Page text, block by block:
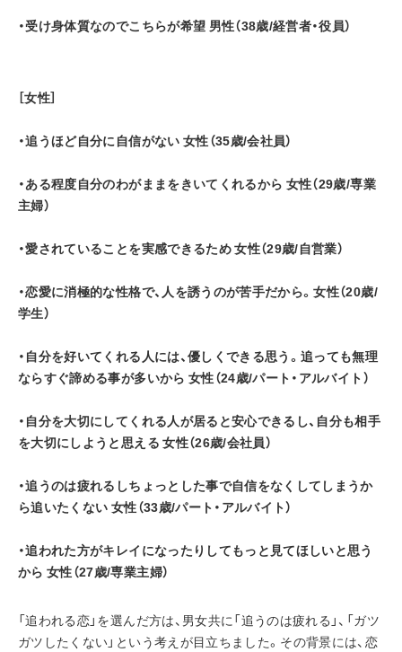
・受け身体質なのでこちらが希望 男性（38歳/経営者・役員）
［女性］
・追うほど自分に自信がない 女性（35歳/会社員）
・ある程度自分のわがままをきいてくれるから 女性（29歳/専業
主婦）
・愛されていることを実感できるため 女性（29歳/自営業）
・恋愛に消極的な性格で、人を誘うのが苦手だから。女性（20歳/
学生）
・自分を好いてくれる人には、優しくできる思う。追っても無理
ならすぐ諦める事が多いから 女性（24歳/パート・アルバイト）
・自分を大切にしてくれる人が居ると安心できるし、自分も相手
を大切にしようと思える 女性（26歳/会社員）
・追うのは疲れるしちょっとした事で自信をなくしてしまうか
ら追いたくない 女性（33歳/パート・アルバイト）
・追われた方がキレイになったりしてもっと見てほしいと思う
から 女性（27歳/専業主婦）
「追われる恋」を選んだ方は、男女共に「追うのは疲れる」、「ガツ
ガツしたくない」という考えが目立ちました。その背景には、恋